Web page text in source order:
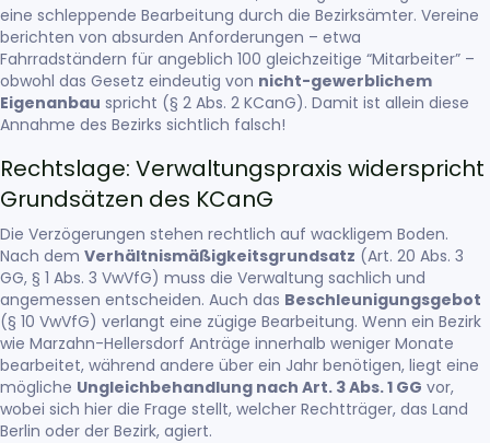
eine schleppende Bearbeitung durch die Bezirksämter. Vereine
berichten von absurden Anforderungen – etwa
Fahrradständern für angeblich 100 gleichzeitige “Mitarbeiter” –
obwohl das Gesetz eindeutig von nicht-gewerblichem
Eigenanbau spricht (§ 2 Abs. 2 KCanG). Damit ist allein diese
Annahme des Bezirks sichtlich falsch!
Rechtslage: Verwaltungspraxis widerspricht
Grundsätzen des KCanG
Die Verzögerungen stehen rechtlich auf wackligem Boden.
Nach dem Verhältnismäßigkeitsgrundsatz (Art. 20 Abs. 3
GG, § 1 Abs. 3 VwVfG) muss die Verwaltung sachlich und
angemessen entscheiden. Auch das Beschleunigungsgebot
(§ 10 VwVfG) verlangt eine zügige Bearbeitung. Wenn ein Bezirk
wie Marzahn-Hellersdorf Anträge innerhalb weniger Monate
bearbeitet, während andere über ein Jahr benötigen, liegt eine
mögliche Ungleichbehandlung nach Art. 3 Abs. 1 GG vor,
wobei sich hier die Frage stellt, welcher Rechtträger, das Land
Berlin oder der Bezirk, agiert.